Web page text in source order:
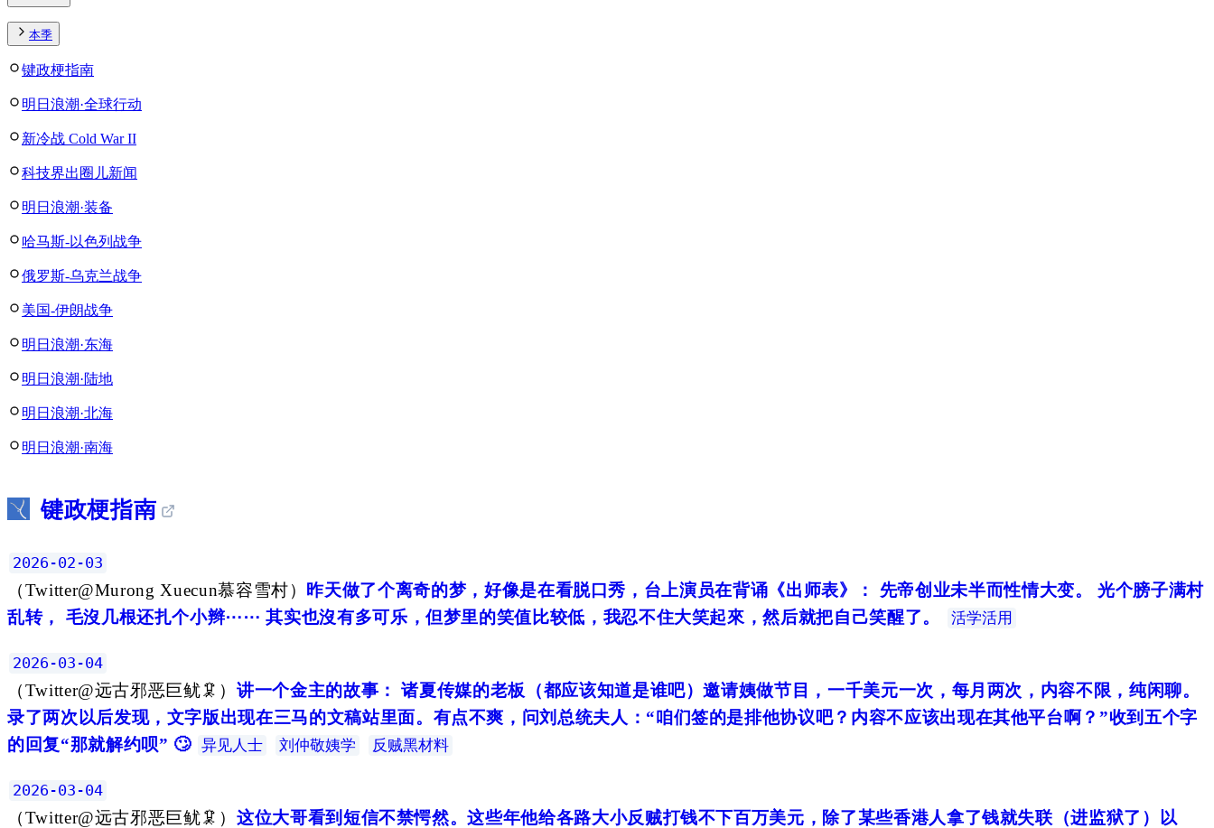
本季
键政梗指南
明日浪潮·全球行动
新冷战 Cold War II
科技界出圈儿新闻
明日浪潮·装备
哈马斯-以色列战争
俄罗斯-乌克兰战争
美国-伊朗战争
明日浪潮·东海
明日浪潮·陆地
明日浪潮·北海
明日浪潮·南海
键政梗指南
2026-02-03
（Twitter@Murong Xuecun慕容雪村） 昨天做了个离奇的梦，好像是在看脱口秀，台上演员在背诵《出师表》： 先帝创业未半而性情大变。 光个膀子满村
乱转， 毛沒几根还扎个小辫⋯⋯ 其实也沒有多可乐，但梦里的笑值比较低，我忍不住大笑起來，然后就把自己笑醒了。
活学活用
2026-03-04
（Twitter@远古邪恶巨鱿🦑 ）讲一个金主的故事： 诸夏传媒的老板（都应该知道是谁吧）邀请姨做节目，一千美元一次，每月两次，内容不限，纯闲聊。
录了两次以后发现，文字版出现在三马的文稿站里面。有点不爽，问刘总统夫人：“咱们签的是排他协议吧？内容不应该出现在其他平台啊？”收到五个字
的回复“那就解约呗” 🙄
异见人士 刘仲敬姨学 反贼黑材料
2026-03-04
（Twitter@远古邪恶巨鱿🦑 ）这位大哥看到短信不禁愕然。这些年他给各路大小反贼打钱不下百万美元，除了某些香港人拿了钱就失联（进监狱了）以